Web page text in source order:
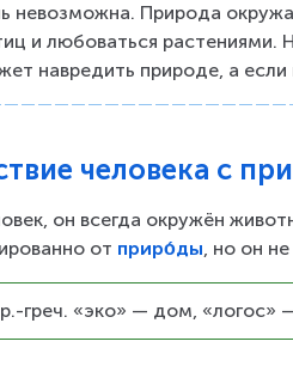
невозможна. Природа
и любоваться растениями.
навредить природе, а
человека с
он всегда окружён
от приро́ды, но он
греч. «эко» — дом, «логос»